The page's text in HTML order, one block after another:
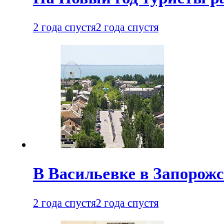
2 года спустя2 года спустя
В Васильевке в
2 года спустя2 года спустя